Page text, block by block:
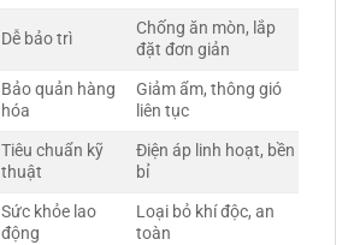
Dễ bảo trì
Chống ăn mòn, lắp
đặt đơn giản
Bảo quản hàng
hóa
Giảm ẩm, thông gió
liên tục
Tiêu chuẩn kỹ
thuật
Điện áp linh hoạt, bền
bỉ
Sức khỏe lao
động
Loại bỏ khí độc, an
toàn